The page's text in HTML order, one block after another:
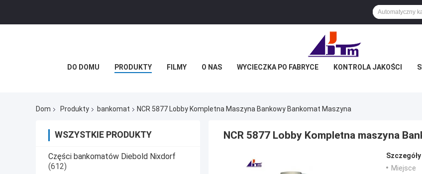
DO DOMU PRODUKTY FILMY O NAS WYCIECZKA PO FABRYCE KONTROLA JAKOŚCI
Dom Produkty bankomat NCR 5877 Lobby Kompletna Maszyna Bankowy Bankomat Maszyna
WSZYSTKIE PRODUKTY
Części bankomatów Diebold Nixdorf
(612)
NCR 5877 Lobby Kompletna maszyna
Miejsce